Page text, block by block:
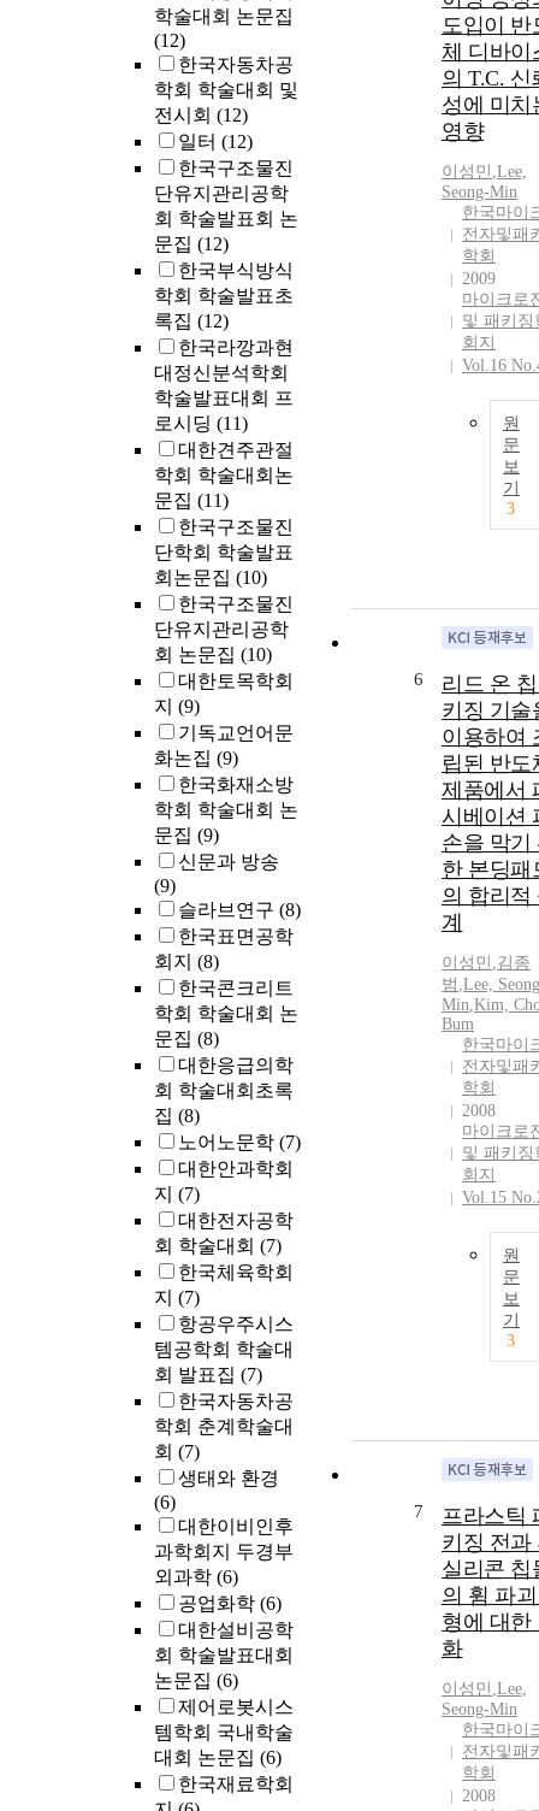
학술대회 논문집
(12)
한국자동차공
학회 학술대회 및
전시회 (12)
일터 (12)
한국구조물진
단유지관리공학
회 학술발표회 논
문집 (12)
한국부식방식
학회 학술발표초
록집 (12)
한국라깡과현
대정신분석학회
학술발표대회 프
로시딩 (11)
대한견주관절
학회 학술대회논
문집 (11)
한국구조물진
단학회 학술발표
회논문집 (10)
한국구조물진
단유지관리공학
회 논문집 (10)
대한토목학회
지 (9)
기독교언어문
화논집 (9)
한국화재소방
학회 학술대회 논
문집 (9)
신문과 방송
(9)
슬라브연구 (8)
한국표면공학
회지 (8)
한국콘크리트
학회 학술대회 논
문집 (8)
대한응급의학
회 학술대회초록
집 (8)
노어노문학 (7)
대한안과학회
지 (7)
대한전자공학
회 학술대회 (7)
한국체육학회
지 (7)
항공우주시스
템공학회 학술대
회 발표집 (7)
한국자동차공
학회 춘계학술대
회 (7)
생태와 환경
(6)
대한이비인후
과학회지 두경부
외과학 (6)
공업화학 (6)
대한설비공학
회 학술발표대회
논문집 (6)
제어로봇시스
템학회 국내학술
대회 논문집 (6)
한국재료학회
도입이 반
체 디바이
의 T.C. 신
성에 미치
영향
이성민 ,Lee,
Seong-Min
한국마이
전자및패
학회
2009
마이크로
및 패키징
회지
Vol.16
원
문
보
기
3
6
리드 온
키징 기술
이용하여
립된 반도
제품에서
시베이션
손을 막기
한 본딩패
의 합리적
계
이성민 ,김종
범 ,Lee,
Min,Kim,
Bum
한국마이
전자및패
학회
2008
마이크로
및 패키징
회지
Vol.15
원
문
보
기
3
7
프라스틱
키징 전과
실리콘 칩
의 휨 파
형에 대한
화
이성민 ,Lee,
Seong-Min
한국마이
전자및패
학회
2008